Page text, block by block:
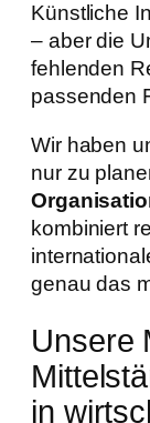
Künstliche
– aber die
fehlenden
passenden
Wir haben
nur zu
kombiniert
genau das
Unsere
in